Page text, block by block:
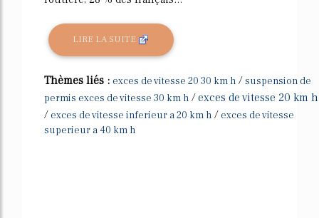
LIRE LA SUITE
Thèmes liés : exces de vitesse 20 30 km h /suspension de
permis exces de vitesse 30 km h /exces de vitesse 20 km h
/ exces de vitesse inferieur a 20 km h / exces de vitesse
superieur a 40 km h